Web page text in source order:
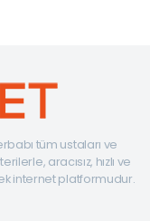
tüm ustaları ve
aracısız, hızlı ve
internet platformudur.